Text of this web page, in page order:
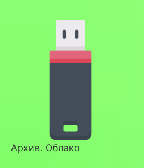
Архив. Облако